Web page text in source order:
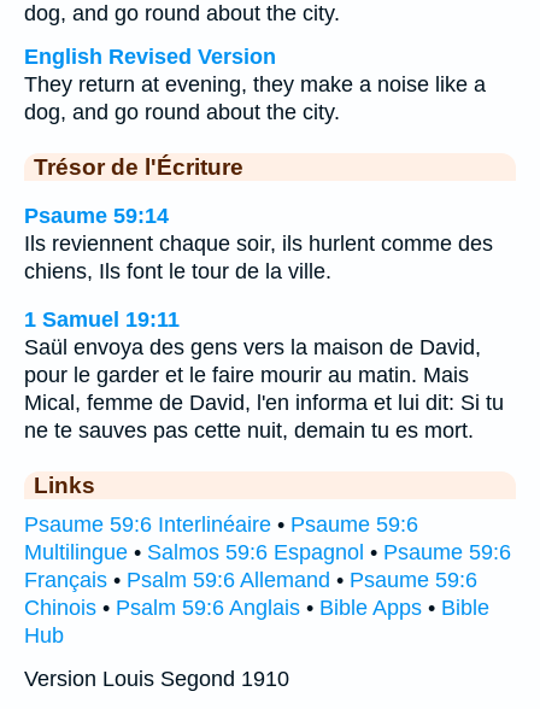
dog, and go round about the city.
English Revised Version
They return at evening, they make a noise like a
dog, and go round about the city.
Trésor de l'Écriture
Psaume 59:14
Ils reviennent chaque soir, ils hurlent comme des
chiens, Ils font le tour de la ville.
1 Samuel 19:11
Saül envoya des gens vers la maison de David,
pour le garder et le faire mourir au matin. Mais
Mical, femme de David, l'en informa et lui dit: Si tu
ne te sauves pas cette nuit, demain tu es mort.
Links
Psaume 59:6 Interlinéaire • Psaume 59:6
Multilingue • Salmos 59:6 Espagnol • Psaume 59:6
Français • Psalm 59:6 Allemand • Psaume 59:6
Chinois • Psalm 59:6 Anglais • Bible Apps • Bible
Hub
Version Louis Segond 1910